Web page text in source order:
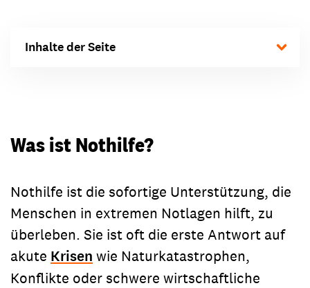
Inhalte der Seite
Was ist Nothilfe?
Nothilfe ist die sofortige Unterstützung, die
Menschen in extremen Notlagen hilft, zu
überleben. Sie ist oft die erste Antwort auf
akute Krisen wie Naturkatastrophen,
Konflikte oder schwere wirtschaftliche